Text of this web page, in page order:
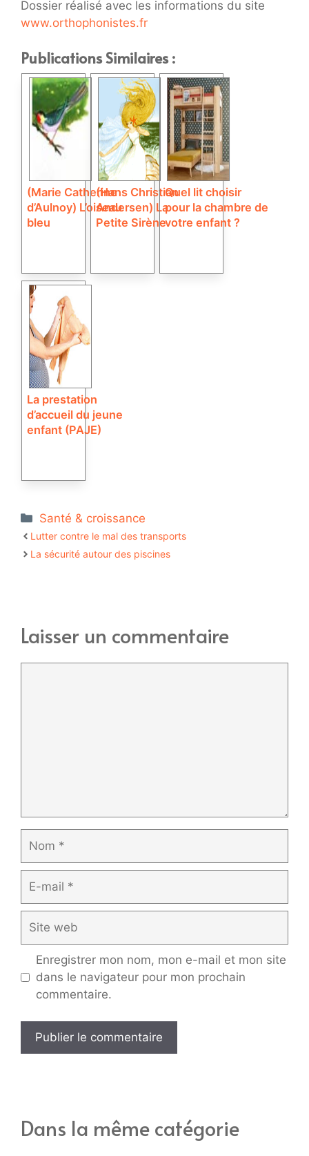
Dossier réalisé avec les informations du site
www.orthophonistes.fr
Publications Similaires :
(Marie Catherine
d’Aulnoy) L’oiseau
bleu
(Hans Christian
Andersen) La
Petite Sirène
Quel lit choisir
pour la chambre de
votre enfant ?
La prestation
d’accueil du jeune
enfant (PAJE)
Catégories
Santé & croissance
Lutter contre le mal des transports
La sécurité autour des piscines
Laisser un commentaire
mail
web
Enregistrer mon nom, mon e-mail et mon site
dans le navigateur pour mon prochain
commentaire.
Dans la même catégorie